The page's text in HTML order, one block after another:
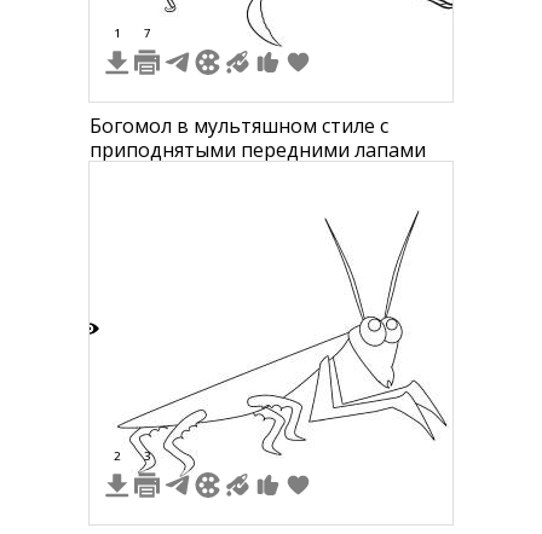
1 7
Богомол в мультяшном стиле с
приподнятыми передними лапами
2 3